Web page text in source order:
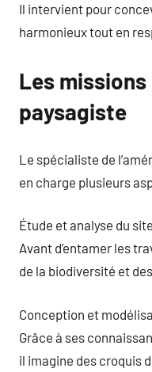
Il intervient pour
harmonieux tout en
Les
paysagiste
Le spécialiste de
en charge plusieurs
Étude et analyse du site
Avant d’entamer les
de la biodiversité et
Conception et
Grâce à ses
il imagine des croquis